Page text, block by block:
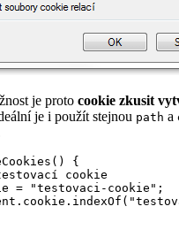
je proto cookie zkusit
je i použít stejnou path a
{
cookie
= "testovaci-cookie";